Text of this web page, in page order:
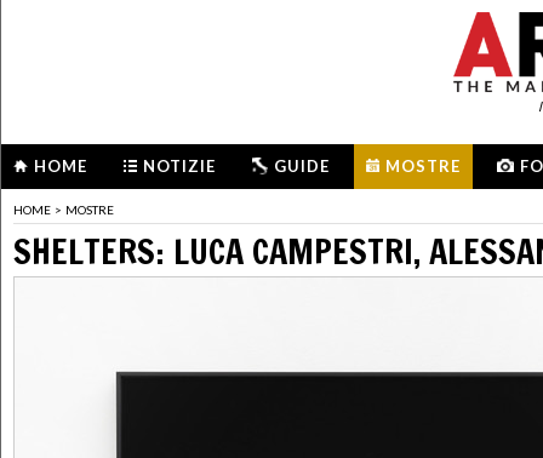
HOME NOTIZIE GUIDE MOSTRE
HOME > MOSTRE
SHELTERS: LUCA CAMPESTRI,